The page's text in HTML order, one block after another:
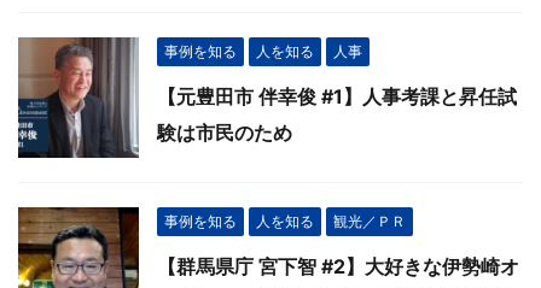
事例を知る 人を知る 人事
【元豊田市 伴幸俊 #1】人事考課と昇任試
験は市民のため
事例を知る 人を知る 観光／ＰＲ
【群馬県庁 宮下智 #2】大好きな伊勢崎オ